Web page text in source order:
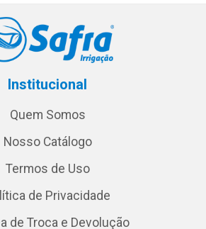
Institucional
Quem Somos
Nosso Catálogo
Termos de Uso
de Privacidade
de Troca e Devolução